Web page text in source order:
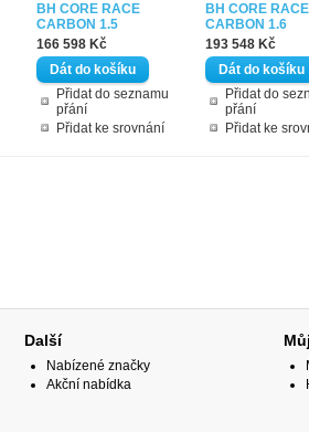
BH CORE RACE
CARBON 1.5
166 598 Kč
Přidat do seznamu
přání
Přidat ke srovnání
BH CORE RACE
CARBON 1.6
193 548 Kč
Přidat do
přání
Přidat ke
Další
Nabízené značky
Akční nabídka